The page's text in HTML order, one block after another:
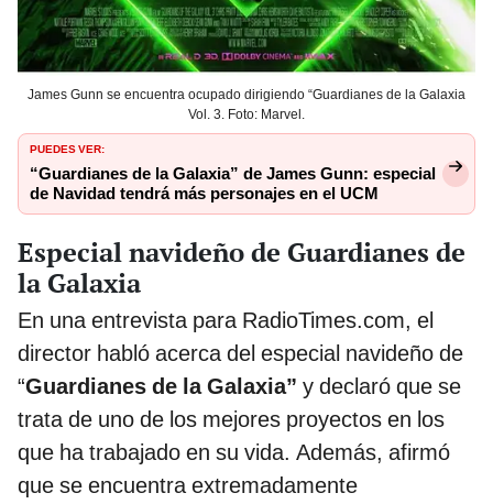
James Gunn se encuentra ocupado dirigiendo “Guardianes de la Galaxia
Vol. 3. Foto: Marvel.
PUEDES VER:
“Guardianes de la Galaxia” de James Gunn: especial
de Navidad tendrá más personajes en el UCM
Especial navideño de Guardianes de
la Galaxia
En una entrevista para RadioTimes.com, el
director habló acerca del especial navideño de
“Guardianes de la Galaxia” y declaró que se
trata de uno de los mejores proyectos en los
que ha trabajado en su vida. Además, afirmó
que se encuentra extremadamente